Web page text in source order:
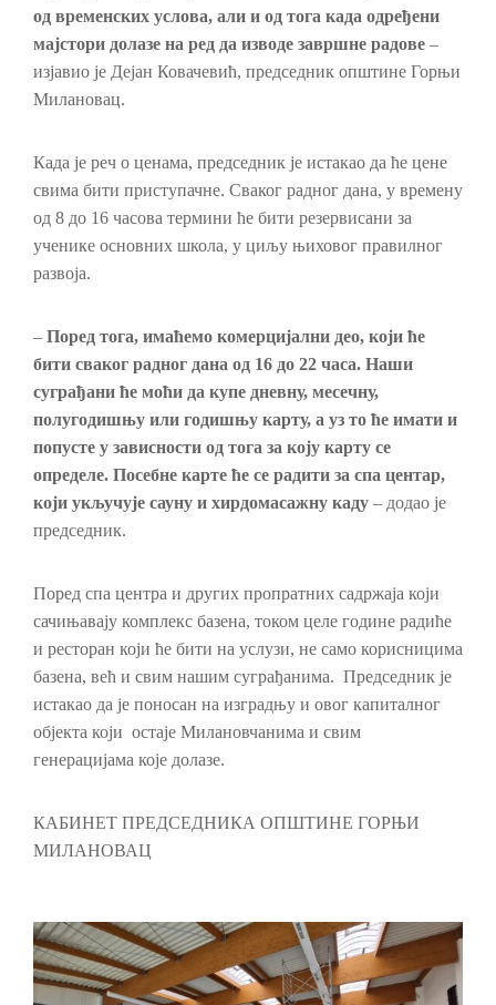
од временских услова, али и од тога када одређени
мајстори долазе на ред да изводе завршне радове –
изјавио је Дејан Ковачевић, председник општине Горњи
Милановац.
Када је реч о ценама, председник је истакао да ће цене
свима бити приступачне. Сваког радног дана, у времену
од 8 до 16 часова термини ће бити резервисани за
ученике основних школа, у циљу њиховог правилног
развоја.
– Поред тога, имаћемо комерцијални део, који ће
бити сваког радног дана од 16 до 22 часа. Наши
суграђани ће моћи да купе дневну, месечну,
полугодишњу или годишњу карту, а уз то ће имати и
попусте у зависности од тога за коју карту се
определе. Посебне карте ће се радити за спа центар,
који укључује сауну и хирдомасажну каду – додао је
председник.
Поред спа центра и других пропратних садржаја који
сачињавају комплекс базена, током целе године радиће
и ресторан који ће бити на услузи, не само корисницима
базена, већ и свим нашим суграђанима. Председник је
истакао да је поносан на изградњу и овог капиталног
објекта који остаје Милановчанима и свим
генерацијама које долазе.
КАБИНЕТ ПРЕДСЕДНИКА ОПШТИНЕ ГОРЊИ
МИЛАНОВАЦ